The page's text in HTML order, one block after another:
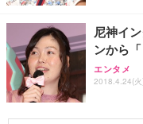
尼神イ
ンから
エンタメ
2018.4.24(